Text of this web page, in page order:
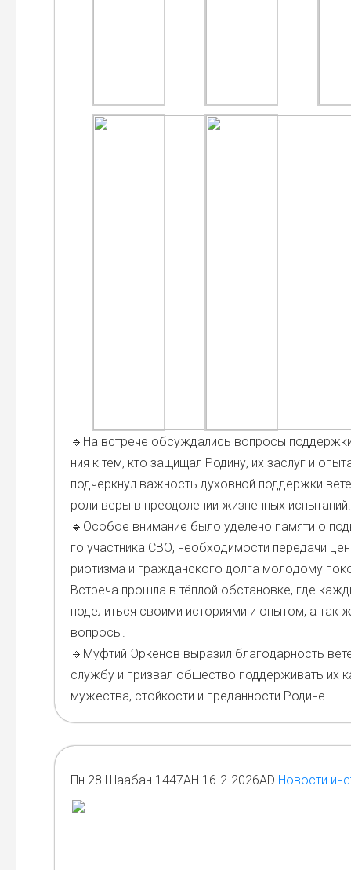
🔹На встре­че обсуж­да­лись вопро­сы
ния к тем, кто защи­щал Роди­ну, их заслуг и
под­черк­нул важ­ность духов­ной под­держ­ки
роли веры в пре­одо­ле­нии жиз­нен­ных испы­та­ний.
🔹Осо­бое вни­ма­ние было уде­ле­но памя­ти о
го участ­ни­ка СВО, необ­хо­ди­мо­сти пере­да­чи
ри­о­тиз­ма и граж­дан­ско­го дол­га моло­до­му
Встре­ча про­шла в тёп­лой обста­нов­ке, где
поде­лить­ся сво­и­ми исто­ри­я­ми и опы­том, а так
вопро­сы.
🔹Муф­тий Эрке­нов выра­зил бла­го­дар­ность
служ­бу и при­звал обще­ство под­дер­жи­вать их
муже­ства, стой­ко­сти и пре­дан­но­сти Родине.
Пн 28 Шаабан 1447AH 16-2-2026AD Новости